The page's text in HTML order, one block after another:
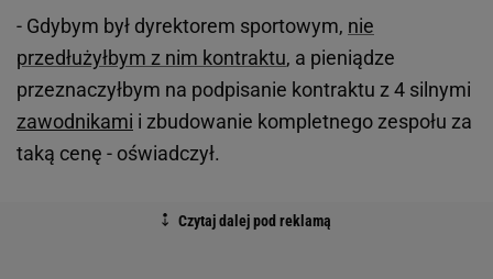
- Gdybym był dyrektorem sportowym, nie
przedłużyłbym z nim kontraktu, a pieniądze
przeznaczyłbym na podpisanie kontraktu z 4 silnymi
zawodnikami i zbudowanie kompletnego zespołu za
taką cenę - oświadczył.